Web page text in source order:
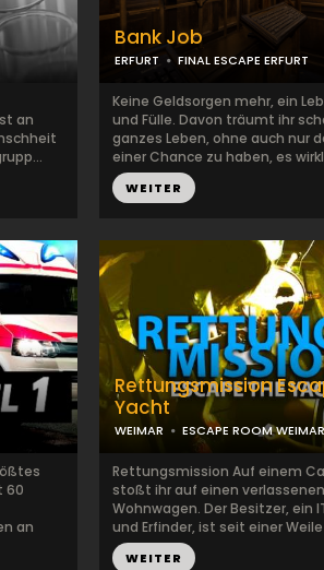
an
Bank Job
ERFURT FINAL ESCAPE ERFURT
Keine Geldsorgen mehr, ein
und Fülle. Davon träumt ihr
ganzes Leben, ohne auch nur
einer Chance zu haben, es
WEITER
60
an
Rettungsmission
Yacht
WEIMAR ESCAPE ROOM WEIMAR
Rettungsmission Auf einem
stoßt ihr auf einen verlassenen
Wohnwagen. Der Besitzer, ein
und Erfinder, ist seit einer Weile
WEITER